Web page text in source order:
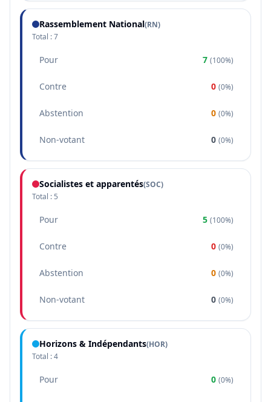
Rassemblement National(RN)
Total :7
Pour 7 (100%)
Contre 0 (0%)
Abstention 0 (0%)
Non-votant 0 (0%)
Socialistes et apparentés(SOC)
Total : 5
Pour 5 (100%)
Contre 0 (0%)
Abstention 0 (0%)
Non-votant 0 (0%)
Horizons & Indépendants(HOR)
Total :4
Pour 0 (0%)